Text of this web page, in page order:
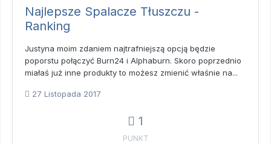
Najlepsze Spalacze Tłuszczu -
Ranking
Justyna moim zdaniem najtrafniejszą opcją będzie
poporstu połączyć Burn24 i Alphaburn. Skoro poprzednio
miałaś już inne produkty to możesz zmienić właśnie na...
27 Listopada 2017
1
PUNKT